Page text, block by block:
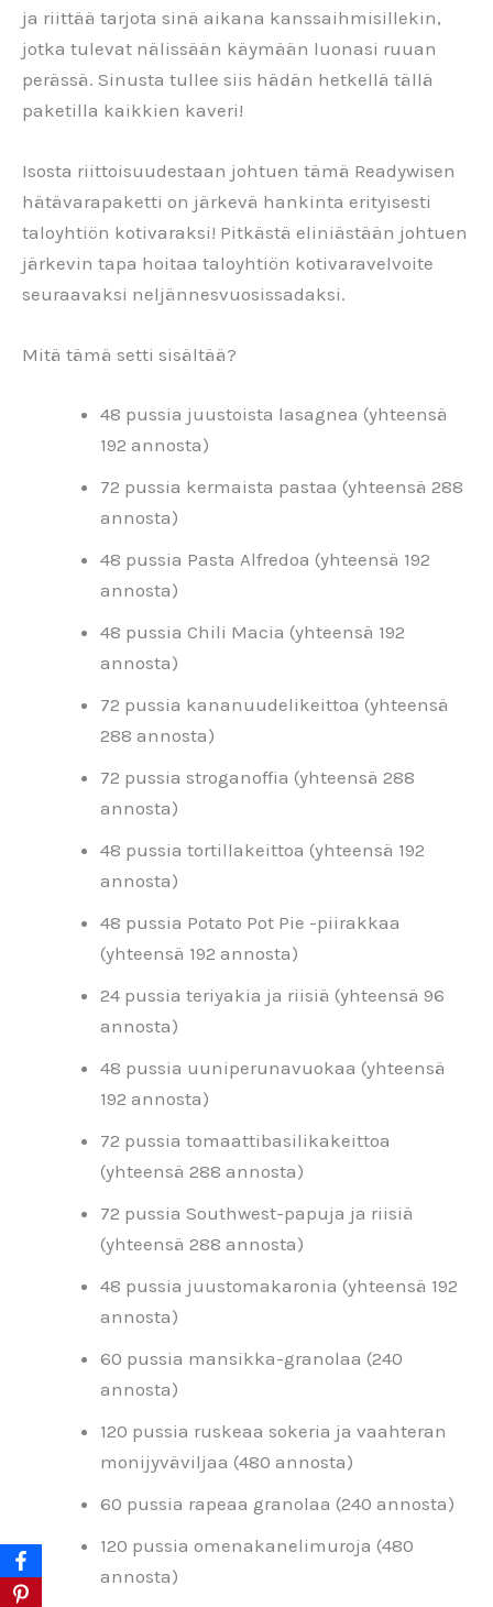
ja riittää tarjota sinä aikana kanssaihmisillekin,
jotka tulevat nälissään käymään luonasi ruuan
perässä. Sinusta tullee siis hädän hetkellä tällä
paketilla kaikkien kaveri!
Isosta riittoisuudestaan johtuen tämä Readywisen
hätävarapaketti on järkevä hankinta erityisesti
taloyhtiön kotivaraksi! Pitkästä eliniästään johtuen
järkevin tapa hoitaa taloyhtiön kotivaravelvoite
seuraavaksi neljännesvuosissadaksi.
Mitä tämä setti sisältää?
48 pussia juustoista lasagnea (yhteensä
192 annosta)
72 pussia kermaista pastaa (yhteensä 288
annosta)
48 pussia Pasta Alfredoa (yhteensä 192
annosta)
48 pussia Chili Macia (yhteensä 192
annosta)
72 pussia kananuudelikeittoa (yhteensä
288 annosta)
72 pussia stroganoffia (yhteensä 288
annosta)
48 pussia tortillakeittoa (yhteensä 192
annosta)
48 pussia Potato Pot Pie -piirakkaa
(yhteensä 192 annosta)
24 pussia teriyakia ja riisiä (yhteensä 96
annosta)
48 pussia uuniperunavuokaa (yhteensä
192 annosta)
72 pussia tomaattibasilikakeittoa
(yhteensä 288 annosta)
72 pussia Southwest-papuja ja riisiä
(yhteensä 288 annosta)
48 pussia juustomakaronia (yhteensä 192
annosta)
60 pussia mansikka-granolaa (240
annosta)
120 pussia ruskeaa sokeria ja vaahteran
monijyväviljaa (480 annosta)
60 pussia rapeaa granolaa (240 annosta)
120 pussia omenakanelimuroja (480
annosta)